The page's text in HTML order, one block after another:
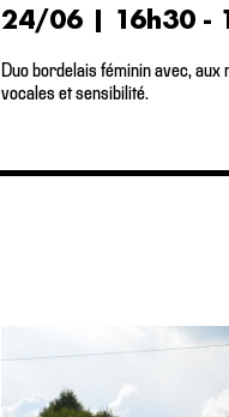
24/06 | 16h30 -
Duo bordelais féminin avec,
vocales et sensibilité.